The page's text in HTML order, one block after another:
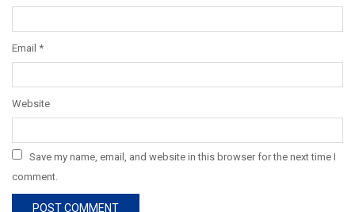
Email *
Website
Save my name, email, and website in this browser for the next time I
comment.